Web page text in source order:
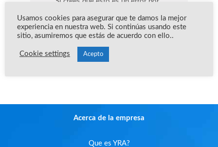
favor comunícate a
info@yoreparoacademy.com
y con gusto te estaremos ayudando.
Team Yo Reparo Academy 🧡
Acerca de la empresa
Que es YRA?
Usamos cookies para asegurar que te damos la mejor
experiencia en nuestra web. Si continúas usando este
sitio, asumiremos que estás de acuerdo con ello..
Cookie settings Acepto